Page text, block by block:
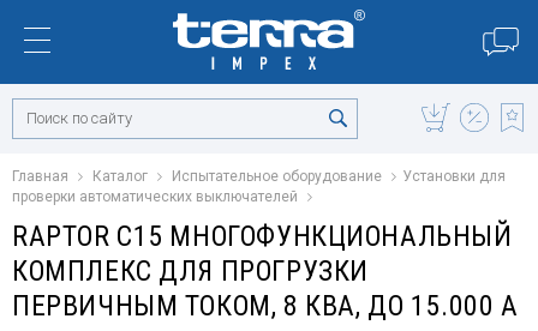
Главная Каталог Испытательное оборудование
Установки для
проверки автоматических выключателей
RAPTOR C15 МНОГОФУНКЦИОНАЛЬНЫЙ
КОМПЛЕКС ДЛЯ ПРОГРУЗКИ
ПЕРВИЧНЫМ ТОКОМ, 8 КВА, ДО 15.000 А